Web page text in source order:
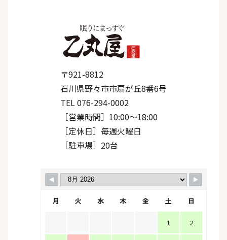
〒921-8812
石川県野々市市扇が丘8番6号
TEL 076-294-0002
［営業時間］10:00〜18:00
［定休日］毎週火曜日
［駐車場］20台
月 火 水 木 金 土 日
1 2